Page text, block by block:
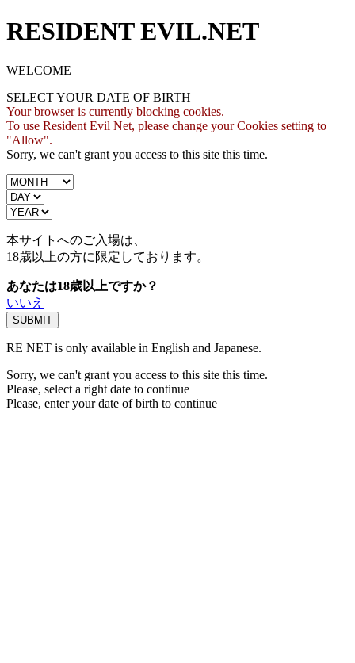
RESIDENT EVIL.NET
WELCOME
SELECT YOUR DATE OF BIRTH
Your browser is currently blocking cookies.
To use Resident Evil Net, please change your Cookies setting to
"Allow".
Sorry, we can't grant you access to this site this time.
本サイトへのご入場は、
18歳以上の方に限定しております。
あなたは18歳以上ですか？
いいえ
RE NET is only available in English and Japanese.
Sorry, we can't grant you access to this site this time.
Please, select a right date to continue
Please, enter your date of birth to continue